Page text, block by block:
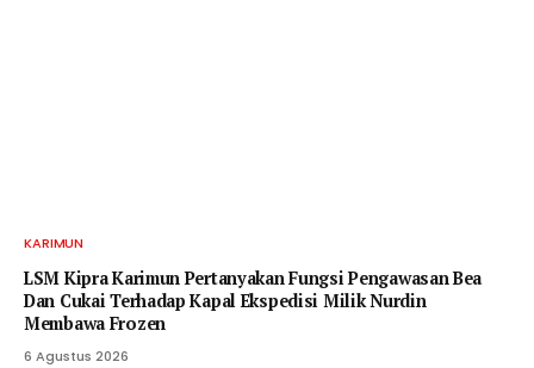
KARIMUN
LSM Kipra Karimun Pertanyakan Fungsi Pengawasan Bea
Dan Cukai Terhadap Kapal Ekspedisi Milik Nurdin
Membawa Frozen
6 Agustus 2026